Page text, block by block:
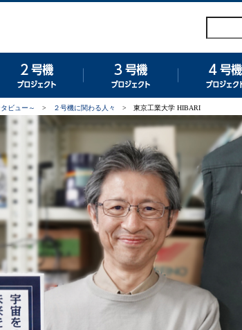
ビュー～ > ２号機に関わる人々 > 東京工業大学 HIBARI